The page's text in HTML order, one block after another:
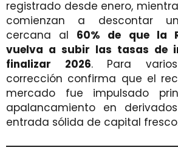
registrado desde enero,
comienzan a descontar
cercana al 60% de que la
vuelva a subir las tasas de
finalizar 2026. Para
corrección confirma que el
mercado fue impulsado
apalancamiento en
entrada sólida de capital